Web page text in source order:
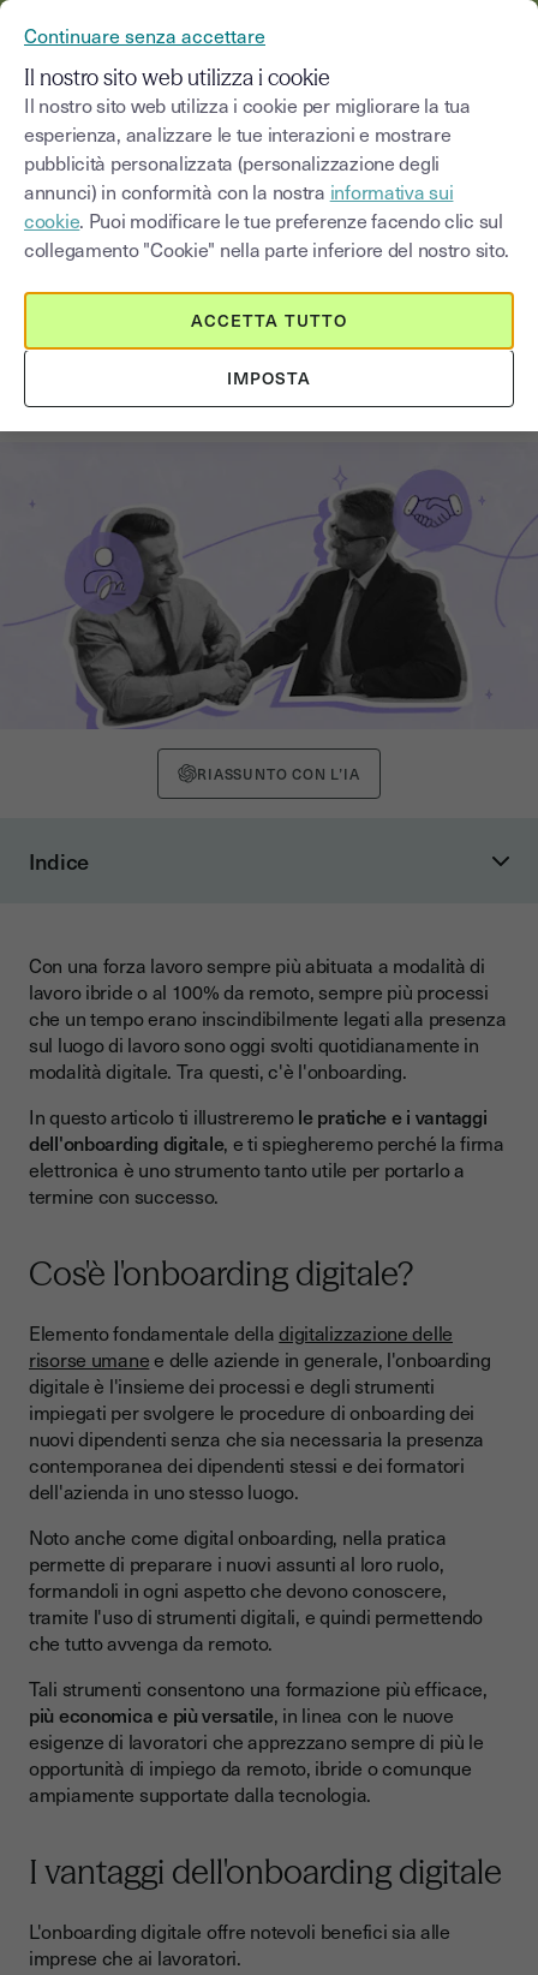
Blog
Seleziona una categoria Saisissez un terme
Onboarding digitale: perché
scegliere la firma elettronica
RIASSUNTO CON L’IA
Indice
Gli strumenti dell'onboarding digitale
Il ruolo della firma elettronica nei processi di onboarding
Le principali sfide del digital onboarding
della tua impresa
Con una forza lavoro sempre più abituata a modalità di
lavoro ibride o al 100% da remoto, sempre più processi
che un tempo erano inscindibilmente legati alla presenza
sul luogo di lavoro sono oggi svolti quotidianamente in
modalità digitale. Tra questi, c'è l'onboarding.
In questo articolo ti illustreremole pratiche e i vantaggi
dell'onboarding digitale, e ti spiegheremo perché la firma
elettronica è uno strumento tanto utile per portarlo a
termine con successo.
Cos'è l'onboarding digitale?
Elemento fondamentale delladigitalizzazione delle
risorse umanee delle aziende in generale, l'onboarding
digitale è l'insieme dei processi e degli strumenti
impiegati per svolgere le procedure di onboarding dei
nuovi dipendenti senza che sia necessaria la presenza
contemporanea dei dipendenti stessi e dei formatori
dell'azienda in uno stesso luogo.
Noto anche come digital onboarding, nella pratica
permette di preparare i nuovi assunti al loro ruolo,
formandoli in ogni aspetto che devono conoscere,
tramite l'uso di strumenti digitali, e quindi permettendo
che tutto avvenga da remoto.
Tali strumenti consentono una formazione più efficace,
più economica e più versatile, in linea con le nuove
esigenze di lavoratori che apprezzano sempre di più le
opportunità di impiego da remoto, ibride o comunque
ampiamente supportate dalla tecnologia.
I vantaggi dell'onboarding digitale
L'onboarding digitale offre notevoli benefici sia alle
imprese che ai lavoratori.
Continuare senza accettare
Il nostro sito web utilizza i cookie
Il nostro sito web utilizza i cookie per migliorare la tua
esperienza, analizzare le tue interazioni e mostrare
pubblicità personalizzata (personalizzazione degli
annunci) in conformità con la nostra informativa sui
cookie. Puoi modificare le tue preferenze facendo clic sul
collegamento "Cookie" nella parte inferiore del nostro sito.
IMPOSTA
ACCETTA TUTTO